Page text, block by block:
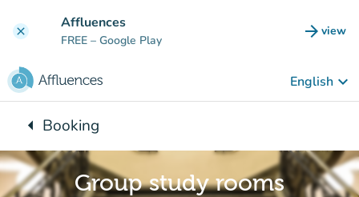
clear Affluences
FREE – Google Play arrow_forward view
(new
English keyboard_arrow_down
arrow_leftBack to:
Booking
Group study rooms